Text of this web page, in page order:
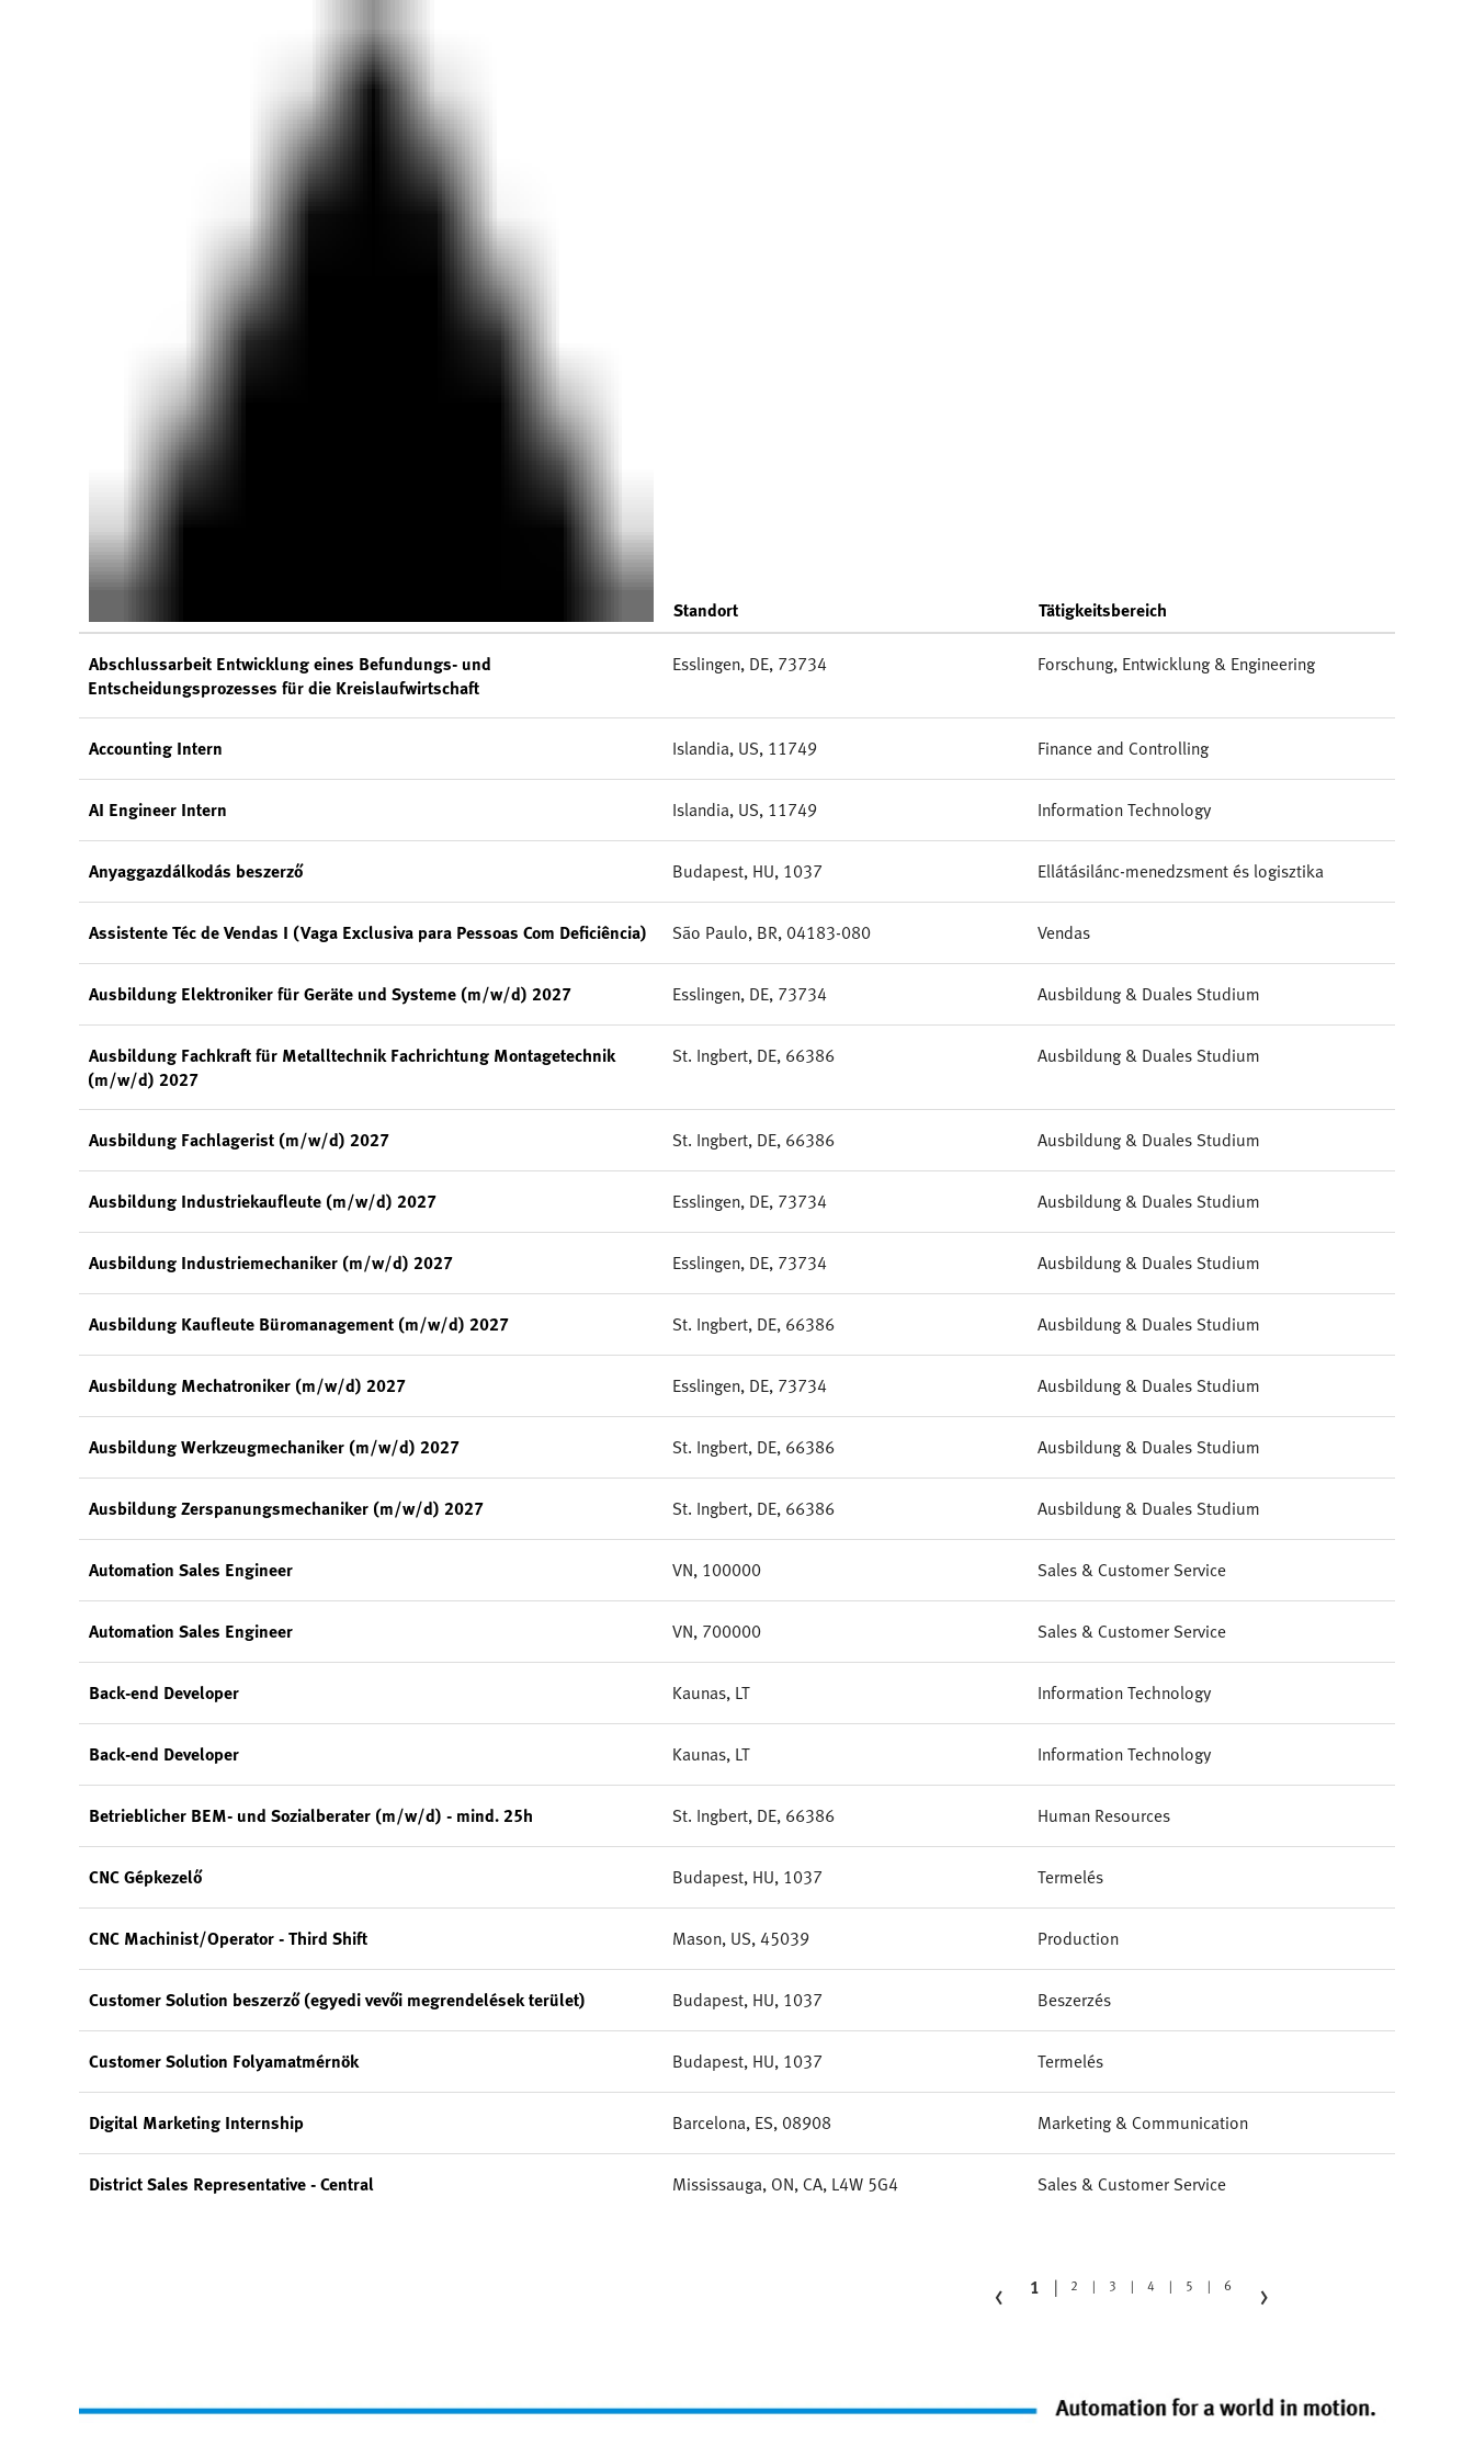
Standort Tätigkeitsbereich
Abschlussarbeit Entwicklung eines Befundungs- und
Entscheidungsprozesses für die Kreislaufwirtschaft
Esslingen, DE, 73734 Forschung, Entwicklung & Engineering
Accounting Intern Islandia, US, 11749 Finance and Controlling
AI Engineer Intern Islandia, US, 11749 Information Technology
Anyaggazdálkodás beszerző Budapest, HU, 1037 Ellátásilánc-menedzsment és logisztika
Assistente Téc de Vendas I (Vaga Exclusiva para Pessoas Com Deficiência) São Paulo, BR, 04183-080 Vendas
Ausbildung Elektroniker für Geräte und Systeme (m/w/d) 2027 Esslingen, DE, 73734 Ausbildung & Duales Studium
Ausbildung Fachkraft für Metalltechnik Fachrichtung Montagetechnik
(m/w/d) 2027
St. Ingbert, DE, 66386 Ausbildung & Duales Studium
Ausbildung Fachlagerist (m/w/d) 2027 St. Ingbert, DE, 66386 Ausbildung & Duales Studium
Ausbildung Industriekaufleute (m/w/d) 2027 Esslingen, DE, 73734 Ausbildung & Duales Studium
Ausbildung Industriemechaniker (m/w/d) 2027 Esslingen, DE, 73734 Ausbildung & Duales Studium
Ausbildung Kaufleute Büromanagement (m/w/d) 2027 St. Ingbert, DE, 66386 Ausbildung & Duales Studium
Ausbildung Mechatroniker (m/w/d) 2027 Esslingen, DE, 73734 Ausbildung & Duales Studium
Ausbildung Werkzeugmechaniker (m/w/d) 2027 St. Ingbert, DE, 66386 Ausbildung & Duales Studium
Ausbildung Zerspanungsmechaniker (m/w/d) 2027 St. Ingbert, DE, 66386 Ausbildung & Duales Studium
Automation Sales Engineer VN, 100000 Sales & Customer Service
Automation Sales Engineer VN, 700000 Sales & Customer Service
Back-end Developer Kaunas, LT Information Technology
Back-end Developer Kaunas, LT Information Technology
Betrieblicher BEM- und Sozialberater (m/w/d) - mind. 25h St. Ingbert, DE, 66386 Human Resources
CNC Gépkezelő Budapest, HU, 1037 Termelés
CNC Machinist/Operator - Third Shift Mason, US, 45039 Production
Customer Solution beszerző (egyedi vevői megrendelések terület) Budapest, HU, 1037 Beszerzés
Customer Solution Folyamatmérnök Budapest, HU, 1037 Termelés
Digital Marketing Internship Barcelona, ES, 08908 Marketing & Communication
District Sales Representative - Central Mississauga, ON, CA, L4W 5G4 Sales & Customer Service
‹ 1 2 3 4 5 6 ›